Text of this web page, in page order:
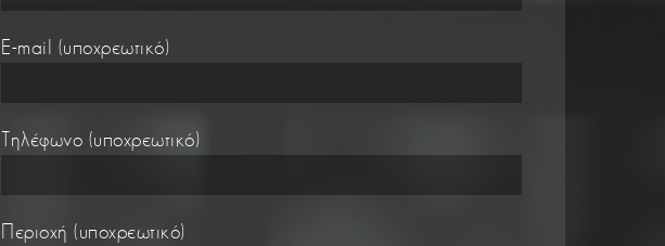
E-mail (υποχρεωτικό)
Τηλέφωνο (υποχρεωτικό)
Περιοχή (υποχρεωτικό)